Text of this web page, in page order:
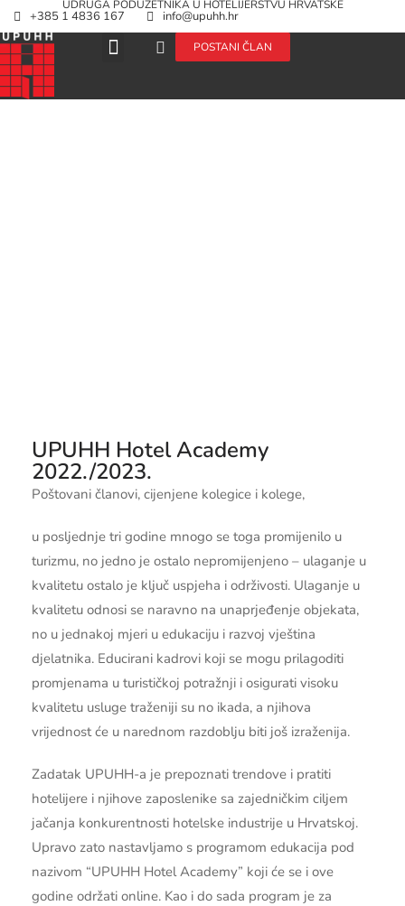
UDRUGA PODUZETNIKA U HOTELIJERSTVU HRVATSKE
+385 1 4836 167 info@upuhh.hr
POSTANI ČLAN
UPUHH Hotel Academy
2022./2023.
Poštovani članovi, cijenjene kolegice i kolege,
u posljednje tri godine mnogo se toga promijenilo u
turizmu, no jedno je ostalo nepromijenjeno – ulaganje u
kvalitetu ostalo je ključ uspjeha i održivosti. Ulaganje u
kvalitetu odnosi se naravno na unaprjeđenje objekata,
no u jednakoj mjeri u edukaciju i razvoj vještina
djelatnika. Educirani kadrovi koji se mogu prilagoditi
promjenama u turističkoj potražnji i osigurati visoku
kvalitetu usluge traženiji su no ikada, a njihova
vrijednost će u narednom razdoblju biti još izraženija.
Zadatak UPUHH-a je prepoznati trendove i pratiti
hotelijere i njihove zaposlenike sa zajedničkim ciljem
jačanja konkurentnosti hotelske industrije u Hrvatskoj.
Upravo zato nastavljamo s programom edukacija pod
nazivom “UPUHH Hotel Academy” koji će se i ove
godine održati online. Kao i do sada program je za